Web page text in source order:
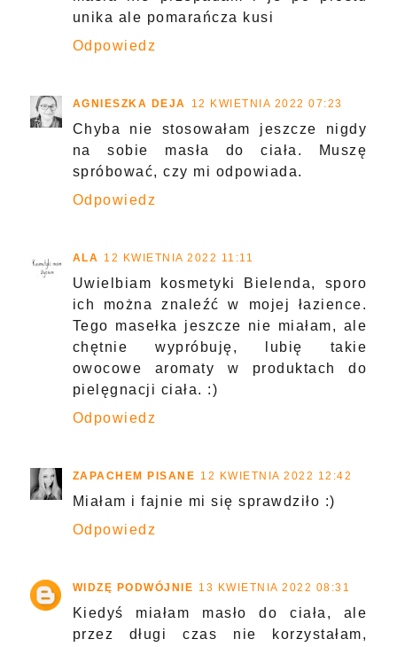
unika ale pomarańcza kusi
Odpowiedz
AGNIESZKA DEJA 12 KWIETNIA 2022 07:23
Chyba nie stosowałam jeszcze nigdy
na sobie masła do ciała. Muszę
spróbować, czy mi odpowiada.
Odpowiedz
ALA 12 KWIETNIA 2022 11:11
Uwielbiam kosmetyki Bielenda, sporo
ich można znaleźć w mojej łazience.
Tego masełka jeszcze nie miałam, ale
chętnie wypróbuję, lubię takie
owocowe aromaty w produktach do
pielęgnacji ciała. :)
Odpowiedz
ZAPACHEM PISANE 12 KWIETNIA 2022 12:42
Miałam i fajnie mi się sprawdziło :)
Odpowiedz
WIDZĘ PODWÓJNIE 13 KWIETNIA 2022 08:31
Kiedyś miałam masło do ciała, ale
przez długi czas nie korzystałam,